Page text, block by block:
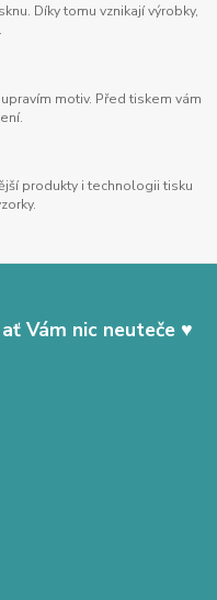
Díky tomu vznikají výrobky,
motiv. Před tiskem vám
produkty i technologii tisku
Vám nic neuteče ♥